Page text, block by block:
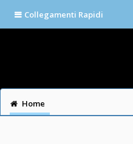
Collegamenti Rapidi
Home